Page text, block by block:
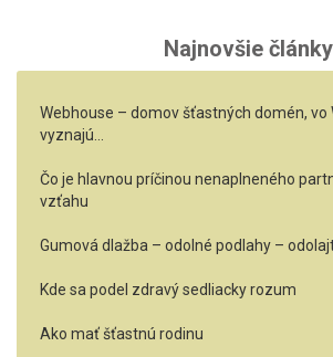
Najnovšie články
Webhouse – domov šťastných domén, vo
vyznajú…
Čo je hlavnou príčinou nenaplneného
vzťahu
Gumová dlažba – odolné podlahy –
Kde sa podel zdravý sedliacky rozum
Ako mať šťastnú rodinu